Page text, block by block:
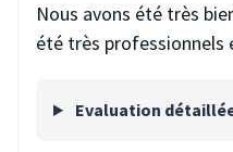
Nous avons été très
été très professionnels
Evaluation